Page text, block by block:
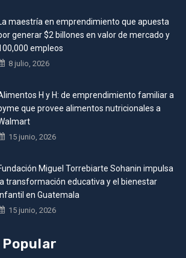
maestría en emprendimiento que apuesta
generar $2 billones en valor de mercado y
empleos
8 julio, 2026
H y H: de emprendimiento familiar a
que provee alimentos nutricionales a
15 junio, 2026
Miguel Torrebiarte Sohanin impulsa
la transformación educativa y el bienestar
en Guatemala
15 junio, 2026